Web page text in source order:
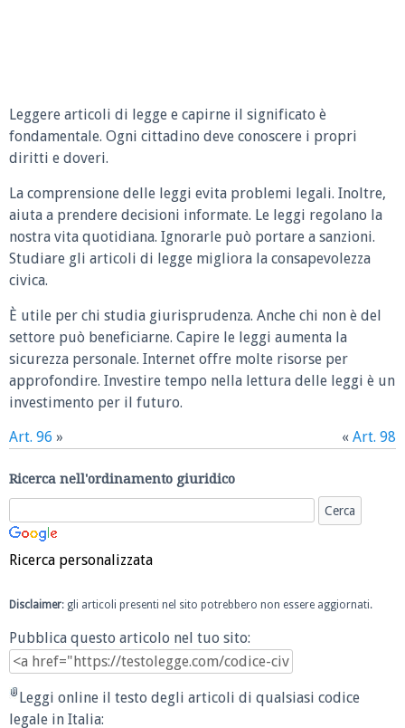
Leggere articoli di legge e capirne il significato è
fondamentale. Ogni cittadino deve conoscere i propri
diritti e doveri.
La comprensione delle leggi evita problemi legali. Inoltre,
aiuta a prendere decisioni informate. Le leggi regolano la
nostra vita quotidiana. Ignorarle può portare a sanzioni.
Studiare gli articoli di legge migliora la consapevolezza
civica.
È utile per chi studia giurisprudenza. Anche chi non è del
settore può beneficiarne. Capire le leggi aumenta la
sicurezza personale. Internet offre molte risorse per
approfondire. Investire tempo nella lettura delle leggi è un
investimento per il futuro.
Art. 96 » « Art. 98
Ricerca nell'ordinamento giuridico
Ricerca personalizzata
Disclaimer: gli articoli presenti nel sito potrebbero non essere aggiornati.
Pubblica questo articolo nel tuo sito:
Leggi online il testo degli articoli di qualsiasi codice
legale in Italia: